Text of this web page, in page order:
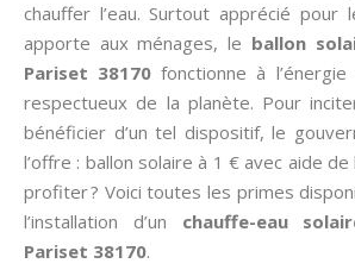
chauffer l’eau. Surtout apprécié pour
apporte aux ménages, le ballon
Pariset 38170fonctionne à
respectueux de la planète. Pour
bénéficier d’un tel dispositif, le
l’offre : ballon solaire à 1 € avec aide de
profiter ? Voici toutes les primes
l’installation d’un chauffe-eau
Pariset 38170.